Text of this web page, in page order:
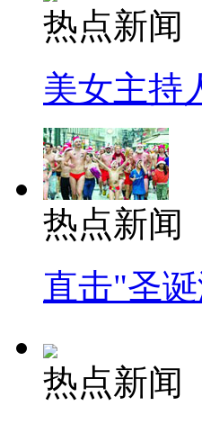
热点新闻
美女主持
热点新闻
直击"圣
热点新闻